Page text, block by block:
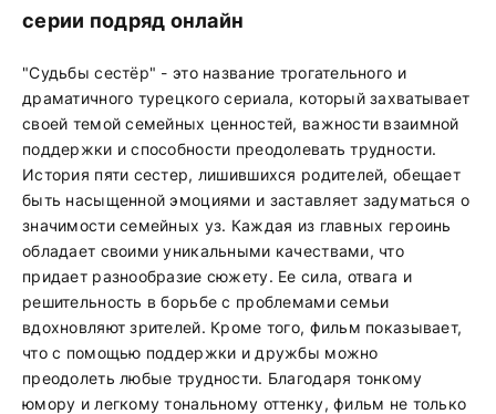
серии подряд онлайн
"Судьбы сестёр" - это название трогательного и
драматичного турецкого сериала, который захватывает
своей темой семейных ценностей, важности взаимной
поддержки и способности преодолевать трудности.
История пяти сестер, лишившихся родителей, обещает
быть насыщенной эмоциями и заставляет задуматься о
значимости семейных уз. Каждая из главных героинь
обладает своими уникальными качествами, что
придает разнообразие сюжету. Ее сила, отвага и
решительность в борьбе с проблемами семьи
вдохновляют зрителей. Кроме того, фильм показывает,
что с помощью поддержки и дружбы можно
преодолеть любые трудности. Благодаря тонкому
юмору и легкому тональному оттенку, фильм не только